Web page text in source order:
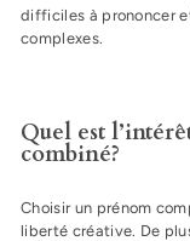
difficiles à prononcer
complexes.
Quel est
combiné?
Choisir un prénom
liberté créative. De